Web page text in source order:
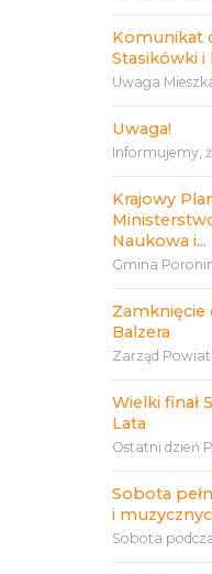
Komunikat
Stasikówki i
Uwaga
Uwaga!
Informujemy,
Krajowy
Naukowa i...
Gmina
Zamknięcie
Balzera
Zarząd
Wielki finał
Lata
Ostatni dzień
Sobota
i
Sobota